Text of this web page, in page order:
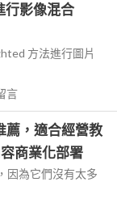
行影像混合
方法進行圖片
言
薦，適合經營教
商業化部署
因為它們沒有太多